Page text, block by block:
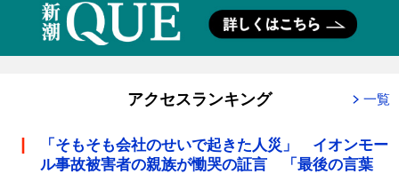
アクセスランキング 一覧
「そもそも会社のせいで起きた人災」 イオンモー
ル事故被害者の親族が慟哭の証言 「最後の言葉